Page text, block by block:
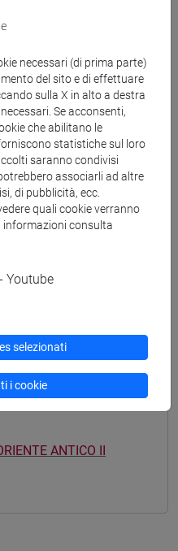
e medievale
ANTICO II
necessari (di prima parte)
del sito e di effettuare
sulla X in alto a destra
Se acconsenti,
che abilitano le
statistiche sul loro
saranno condivisi
associarli ad altre
di pubblicità, ecc.
quali cookie verranno
informazioni consulta
Youtube
selezionati
i cookie